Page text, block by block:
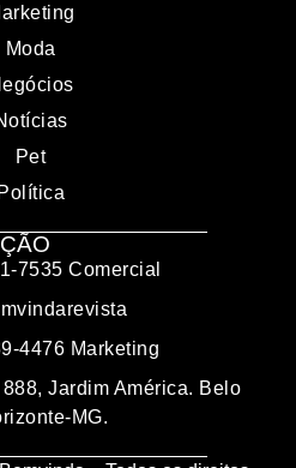
Moda
Pet
Política
7535 Comercial
4476 Marketing
Jardim América. Belo
MG.